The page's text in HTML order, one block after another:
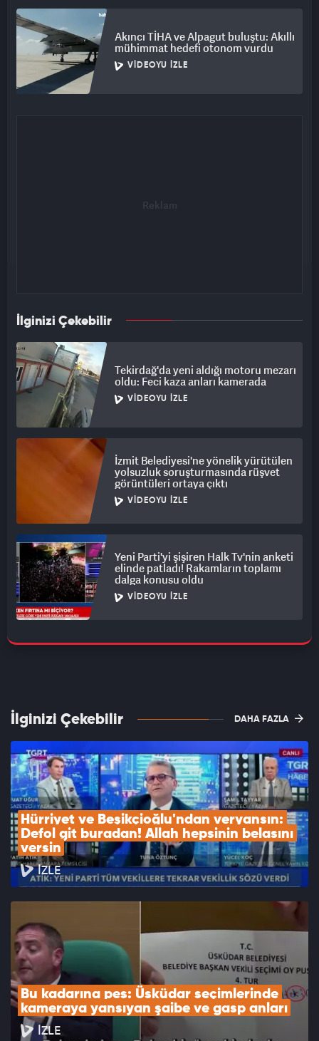
Akıncı TİHA ve Alpagut buluştu: Akıllı
mühimmat hedefi otonom vurdu
VIDEOYU İZLE
İlginizi Çekebilir
Tekirdağ'da yeni aldığı motoru mezarı
oldu: Feci kaza anları kamerada
VIDEOYU İZLE
İzmit Belediyesi'ne yönelik yürütülen
yolsuzluk soruşturmasında rüşvet
görüntüleri ortaya çıktı
VIDEOYU İZLE
Yeni Parti'yi şişiren Halk Tv'nin anketi
elinde patladı! Rakamların toplamı
dalga konusu oldu
VIDEOYU İZLE
İlginizi Çekebilir DAHA FAZLA
Hürriyet ve Beşikçioğlu'ndan veryansın:
Defol git buradan! Allah hepsinin belasını
versin
İZLE
Bu kadarına pes: Üsküdar seçimlerinde
kameraya yansıyan şaibe ve gasp anları
İZLE